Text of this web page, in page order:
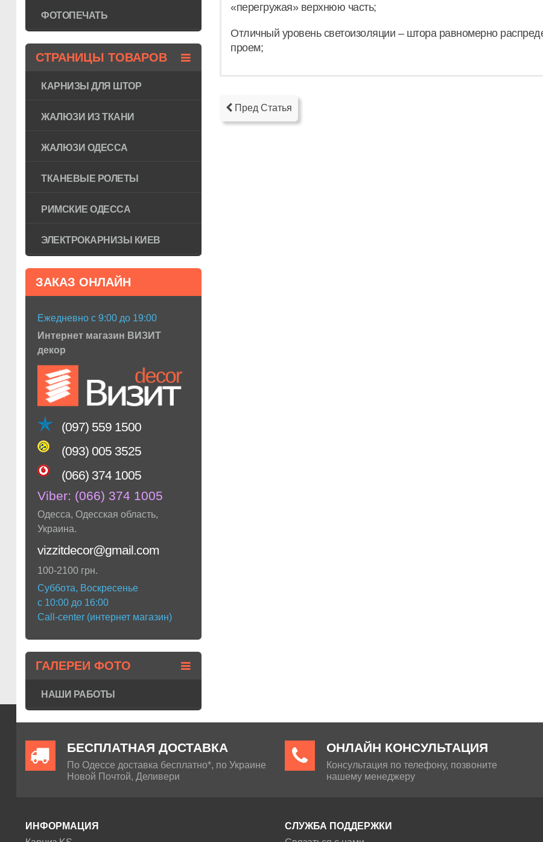
«перегружая» верхнюю часть;
Отличный уровень светоизоляции – штора равномерно
проем;
Пред Статья
ФОТОПЕЧАТЬ
СТРАНИЦЫ ТОВАРОВ
КАРНИЗЫ ДЛЯ ШТОР
ЖАЛЮЗИ ИЗ ТКАНИ
ЖАЛЮЗИ ОДЕССА
ТКАНЕВЫЕ РОЛЕТЫ
РИМСКИЕ ОДЕССА
ЭЛЕКТРОКАРНИЗЫ КИЕВ
ЗАКАЗ ОНЛАЙН
Ежедневно с 9:00 до 19:00
Интернет магазин ВИЗИТ
декор
(097) 559 1500
(093) 005 3525
(066) 374 1005
Viber: (066) 374 1005
Одесса, Одесская область,
Украина.
vizzitdecor@gmail.com
100-2100 грн.
Суббота, Воскресенье
с 10:00 до 16:00
Call-center (интернет магазин)
ГАЛЕРЕИ ФОТО
НАШИ РАБОТЫ
БЕСПЛАТНАЯ ДОСТАВКА
По Одессе доставка бесплатно*, по Украине
Новой Почтой, Деливери
ОНЛАЙН КОНСУЛЬТАЦИЯ
Консультация по телефону, позвоните
нашему менеджеру
ИНФОРМАЦИЯ
СЛУЖБА ПОДДЕРЖКИ